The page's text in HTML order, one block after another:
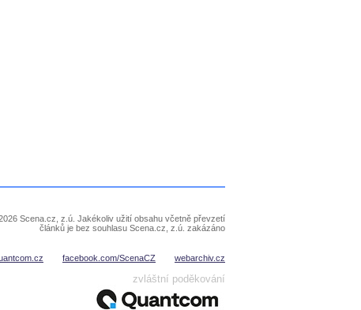
Scena.cz, z.ú. Jakékoliv užití obsahu včetně převzetí
článků je bez souhlasu Scena.cz, z.ú. zakázáno
facebook.com/ScenaCZ webarchiv.cz
zvláštní poděkování